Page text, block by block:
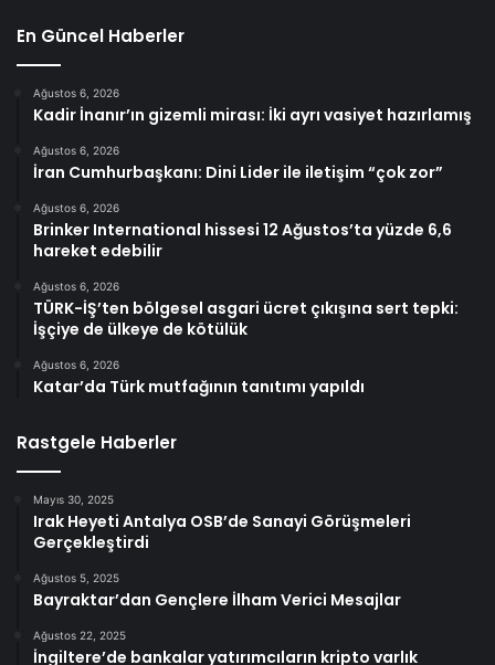
En Güncel Haberler
Ağustos 6, 2026
Kadir İnanır’ın gizemli mirası: İki ayrı vasiyet hazırlamış
Ağustos 6, 2026
İran Cumhurbaşkanı: Dini Lider ile iletişim “çok zor”
Ağustos 6, 2026
Brinker International hissesi 12 Ağustos’ta yüzde 6,6
hareket edebilir
Ağustos 6, 2026
TÜRK-İŞ’ten bölgesel asgari ücret çıkışına sert tepki:
İşçiye de ülkeye de kötülük
Ağustos 6, 2026
Katar’da Türk mutfağının tanıtımı yapıldı
Rastgele Haberler
Mayıs 30, 2025
Irak Heyeti Antalya OSB’de Sanayi Görüşmeleri
Gerçekleştirdi
Ağustos 5, 2025
Bayraktar’dan Gençlere İlham Verici Mesajlar
Ağustos 22, 2025
İngiltere’de bankalar yatırımcıların kripto varlık